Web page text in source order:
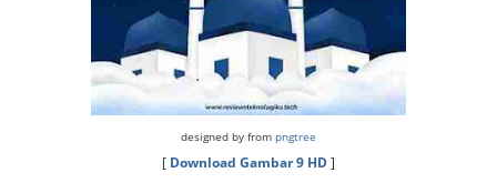
designed by from pngtree
[ Download Gambar 9 HD]